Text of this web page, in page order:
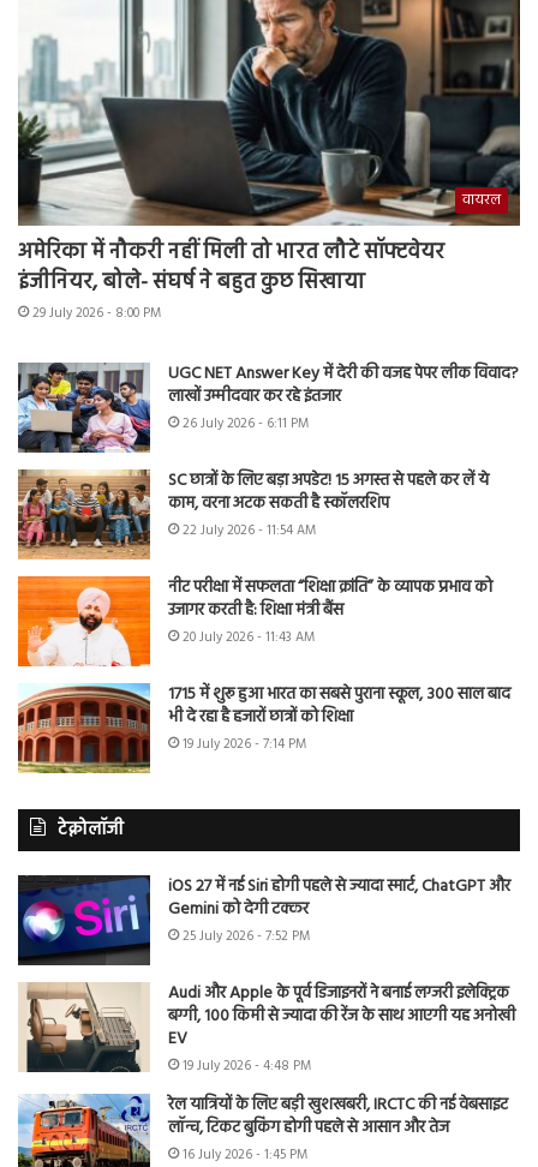
वायरल
अमेरिका में नौकरी नहीं मिली तो भारत लौटे सॉफ्टवेयर
इंजीनियर, बोले- संघर्ष ने बहुत कुछ सिखाया
29 July 2026 - 8:00 PM
UGC NET Answer Key में देरी की वजह पेपर लीक विवाद?
लाखों उम्मीदवार कर रहे इंतजार
26 July 2026 - 6:11 PM
SC छात्रों के लिए बड़ा अपडेट! 15 अगस्त से पहले कर लें ये
काम, वरना अटक सकती है स्कॉलरशिप
22 July 2026 - 11:54 AM
नीट परीक्षा में सफलता “शिक्षा क्रांति” के व्यापक प्रभाव को
उजागर करती है: शिक्षा मंत्री बैंस
20 July 2026 - 11:43 AM
1715 में शुरू हुआ भारत का सबसे पुराना स्कूल, 300 साल बाद
भी दे रहा है हजारों छात्रों को शिक्षा
19 July 2026 - 7:14 PM
टेक्नोलॉजी
iOS 27 में नई Siri होगी पहले से ज्यादा स्मार्ट, ChatGPT और
Gemini को देगी टक्कर
25 July 2026 - 7:52 PM
Audi और Apple के पूर्व डिजाइनरों ने बनाई लग्जरी इलेक्ट्रिक
बग्गी, 100 किमी से ज्यादा की रेंज के साथ आएगी यह अनोखी
EV
19 July 2026 - 4:48 PM
रेल यात्रियों के लिए बड़ी खुशखबरी, IRCTC की नई वेबसाइट
लॉन्च, टिकट बुकिंग होगी पहले से आसान और तेज
16 July 2026 - 1:45 PM